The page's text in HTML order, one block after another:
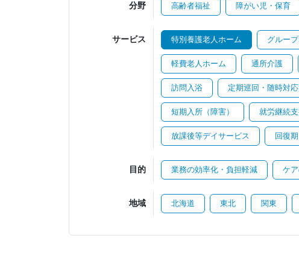
分野 高齢者福祉 障がい児・保育
サービス 特別養護老人ホーム グルー
軽費老人ホーム 通所介護
訪問入浴 定期巡回・随時対
短期入所（障害） 就労継続
放課後等デイサービス 回復
目的 業務の効率化・負担軽減 ケ
地域 北海道 東北 関東